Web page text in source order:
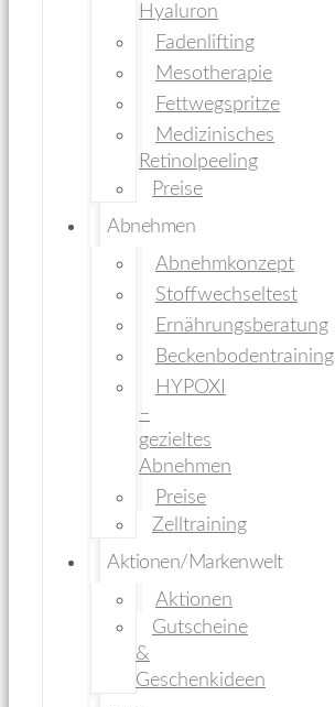
Hyaluron
Fadenlifting
Mesotherapie
Fettwegspritze
Medizinisches
Retinolpeeling
Preise
Abnehmen
Abnehmkonzept
Stoffwechseltest
Ernährungsberatung
Beckenbodentraining
HYPOXI
–
gezieltes
Abnehmen
Preise
Zelltraining
Aktionen/Markenwelt
Aktionen
Gutscheine
&
Geschenkideen